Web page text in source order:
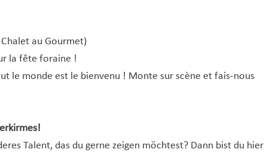
au Gourmet)
la fête foraine !
le monde est le bienvenu ! Monte sur scène et fais-nous
Talent, das du gerne zeigen möchtest? Dann bist du hier